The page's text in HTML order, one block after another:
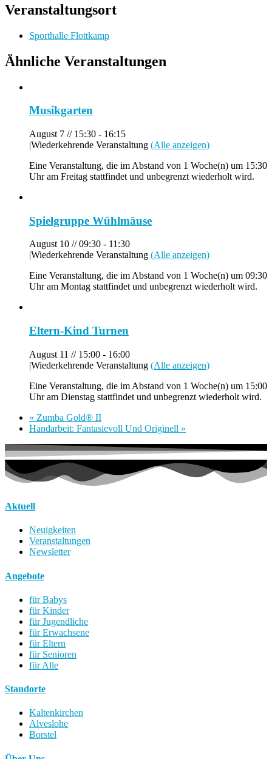
Veranstaltungsort
Sporthalle Flottkamp
Ähnliche Veranstaltungen
Musikgarten
August 7 // 15:30 - 16:15
|Wiederkehrende Veranstaltung (Alle anzeigen)
Eine Veranstaltung, die im Abstand von 1 Woche(n) um 15:30
Uhr am Freitag stattfindet und unbegrenzt wiederholt wird.
Spielgruppe Wühlmäuse
August 10 // 09:30 - 11:30
|Wiederkehrende Veranstaltung (Alle anzeigen)
Eine Veranstaltung, die im Abstand von 1 Woche(n) um 09:30
Uhr am Montag stattfindet und unbegrenzt wiederholt wird.
Eltern-Kind Turnen
August 11 // 15:00 - 16:00
|Wiederkehrende Veranstaltung (Alle anzeigen)
Eine Veranstaltung, die im Abstand von 1 Woche(n) um 15:00
Uhr am Dienstag stattfindet und unbegrenzt wiederholt wird.
« Zumba Gold® II
Handarbeit: Fantasievoll Und Originell »
Aktuell
Neuigkeiten
Veranstaltungen
Newsletter
Angebote
für Babys
für Kinder
für Jugendliche
für Erwachsene
für Eltern
für Senioren
für Alle
Standorte
Kaltenkirchen
Alveslohe
Borstel